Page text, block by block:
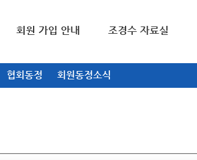
회원 가입 안내 조경수 자료실
협회동정 회원동정소식